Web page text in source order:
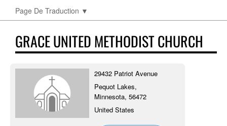
Page De Traduction ▼
GRACE UNITED METHODIST CHURCH
29432 Patriot Avenue
Pequot Lakes,
Minnesota, 56472
United States